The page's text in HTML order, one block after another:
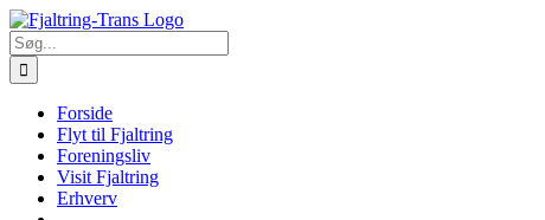
Skip
to
content
Søg
efter:
Forside
Flyt til Fjaltring
Foreningsliv
Visit Fjaltring
Erhverv